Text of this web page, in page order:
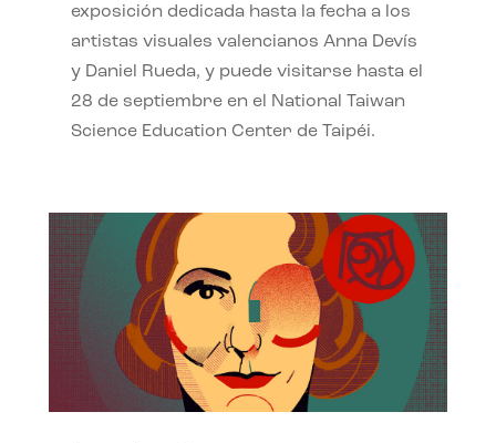
exposición dedicada hasta la fecha a los
artistas visuales valencianos Anna Devís
y Daniel Rueda, y puede visitarse hasta el
28 de septiembre en el National Taiwan
Science Education Center de Taipéi.